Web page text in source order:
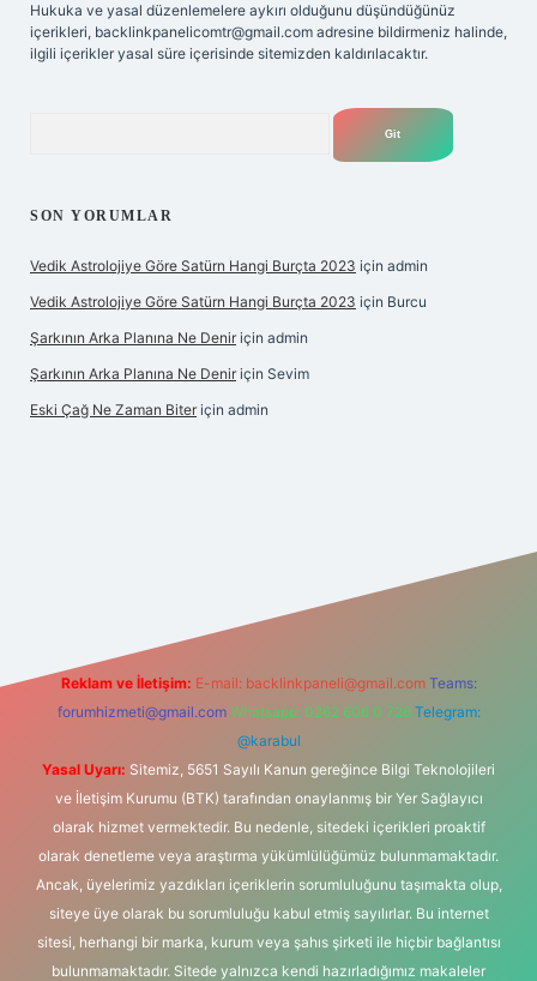
Hukuka ve yasal düzenlemelere aykırı olduğunu düşündüğünüz
içerikleri, backlinkpanelicomtr@gmail.com adresine bildirmeniz halinde,
ilgili içerikler yasal süre içerisinde sitemizden kaldırılacaktır.
SON YORUMLAR
Vedik Astrolojiye Göre Satürn Hangi Burçta 2023 için admin
Vedik Astrolojiye Göre Satürn Hangi Burçta 2023 için Burcu
Şarkının Arka Planına Ne Denir için admin
Şarkının Arka Planına Ne Denir için Sevim
Eski Çağ Ne Zaman Biter için admin
Reklam ve İletişim: E-mail: backlinkpaneli@gmail.com Teams:
forumhizmeti@gmail.com Whatsapp: 0262 606 0 726 Telegram:
@karabul
Yasal Uyarı: Sitemiz, 5651 Sayılı Kanun gereğince Bilgi Teknolojileri
ve İletişim Kurumu (BTK) tarafından onaylanmış bir Yer Sağlayıcı
olarak hizmet vermektedir. Bu nedenle, sitedeki içerikleri proaktif
olarak denetleme veya araştırma yükümlülüğümüz bulunmamaktadır.
Ancak, üyelerimiz yazdıkları içeriklerin sorumluluğunu taşımakta olup,
siteye üye olarak bu sorumluluğu kabul etmiş sayılırlar. Bu internet
sitesi, herhangi bir marka, kurum veya şahıs şirketi ile hiçbir bağlantısı
bulunmamaktadır. Sitede yalnızca kendi hazırladığımız makaleler